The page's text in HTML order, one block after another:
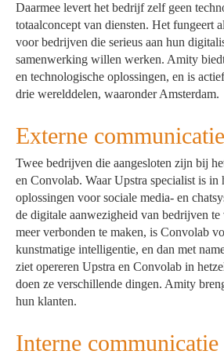
Daarmee levert het bedrijf zelf geen
totaalconcept van diensten. Het fungeert
voor bedrijven die serieus aan hun
samenwerking willen werken. Amity
en technologische oplossingen, en is
drie werelddelen, waaronder Amsterdam.
Externe communicatie
Twee bedrijven die aangesloten zijn bij
en Convolab. Waar Upstra specialist is
oplossingen voor sociale media- en
de digitale aanwezigheid van bedrijven te
meer verbonden te maken, is Convolab
kunstmatige intelligentie, en dan met
ziet opereren Upstra en Convolab in
doen ze verschillende dingen. Amity
hun klanten.
Interne communicatie